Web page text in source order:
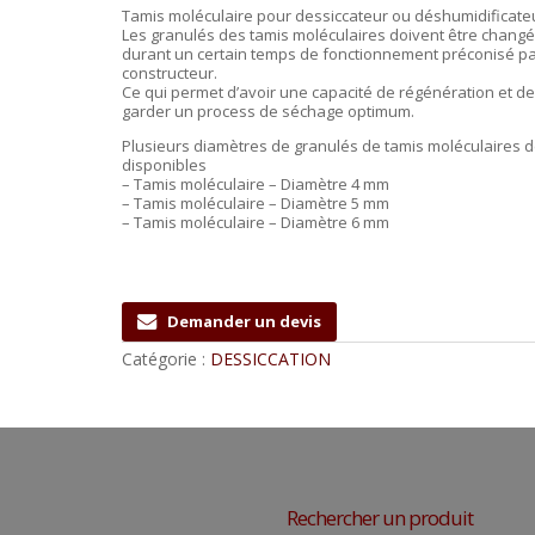
Tamis moléculaire pour dessiccateur ou
Les granulés des tamis moléculaires doivent être changé
durant un certain temps de fonctionnement préconisé
constructeur.
Ce qui permet d’avoir une capacité de régénération et de
garder un process de séchage optimum.
Plusieurs diamètres de granulés de tamis moléculaires
disponibles
– Tamis moléculaire – Diamètre 4 mm
– Tamis moléculaire – Diamètre 5 mm
– Tamis moléculaire – Diamètre 6 mm
Demander un devis
Catégorie : DESSICCATION
Rechercher un produit